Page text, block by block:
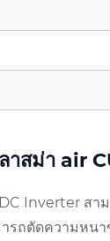
าสม่า air
Inverter สา
รถตัดความหน